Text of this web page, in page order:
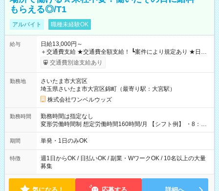
もらえる◎/T1
アルバイト 職種未経験OK
給与
日給13,000円～
＋交通費支給 ★交通費全額支給！ ┗案件により規定あり ★日払
いOK！（規定あり） ┗働いたその日に現金GET♪ お仕事後はコ
ンビニATMから 日払い分を引き落とせます！ 【試用期間】試
交通費別途支給あり
勤務地
さいたま市大宮区
埼玉県さいたま市大宮区錦町（最寄り駅：大宮駅）
株式会社ワンベルウッズ
勤務時間
勤務時間は指定なし
変形労働時間制 想定労働時間160時間/月 【シフト例】 ・8：00
～21：00
期間 単発・1日のみOK
特徴
週1日からOK / 日払いOK / 副業・WワークOK / 10名以上の大量
募集